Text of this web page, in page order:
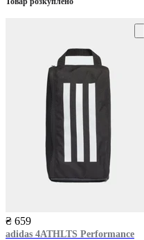
₴ 659
adidas 4ATHLTS Performance